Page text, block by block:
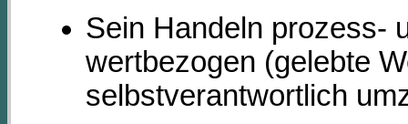
Sein Handeln prozess-
wertbezogen (gelebte
selbstverantwortlich